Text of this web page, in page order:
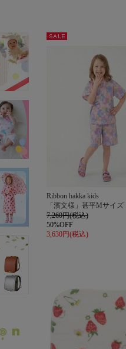
Ribbon hakka kids
「濱文様」甚平Mサイズ
7,260円(税込)
50%OFF
3,630円(税込)